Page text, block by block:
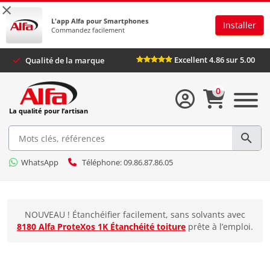
×
L'app Alfa pour Smartphones
Commandez facilement
Installer
Qualité de la marque Excellent 4.86 sur 5.00
La qualité pour l’artisan
WhatsApp Téléphone: 09.86.87.86.05
0
NOUVEAU ! Étanchéifier facilement, sans solvants avec
8180 Alfa ProteXos 1K Étanchéité toiture prête à l’emploi.